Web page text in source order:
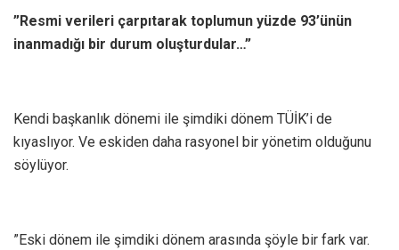
”Resmi verileri çarpıtarak toplumun yüzde 93’ünün
inanmadığı bir durum oluşturdular…”
Kendi başkanlık dönemi ile şimdiki dönem TÜİK’i de
kıyaslıyor. Ve eskiden daha rasyonel bir yönetim olduğunu
söylüyor.
”Eski dönem ile şimdiki dönem arasında şöyle bir fark var.